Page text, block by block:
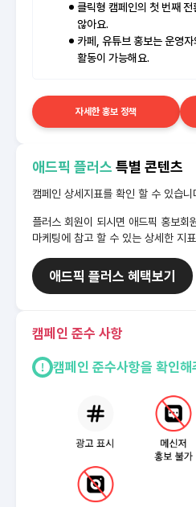
클릭형 캠페인의 첫 번째 전
않아요.
카페, 유튜브 홍보는 운영
활동이 가능해요.
자세한 홍보 정책
애드픽 플러스 특별 콘텐츠
캠페인 상세지표를 확인 할 수 있습니
플러스 회원이 되시면 애드픽 홍보회
마케팅에 참고 할 수 있는 상세한 지
애드픽 플러스 혜택보기
캠페인 준수 사항
캠페인 준수사항을 확인해